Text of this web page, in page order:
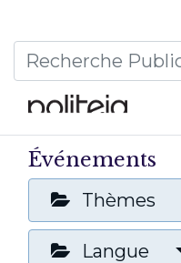
Événements
Thèmes
Langue